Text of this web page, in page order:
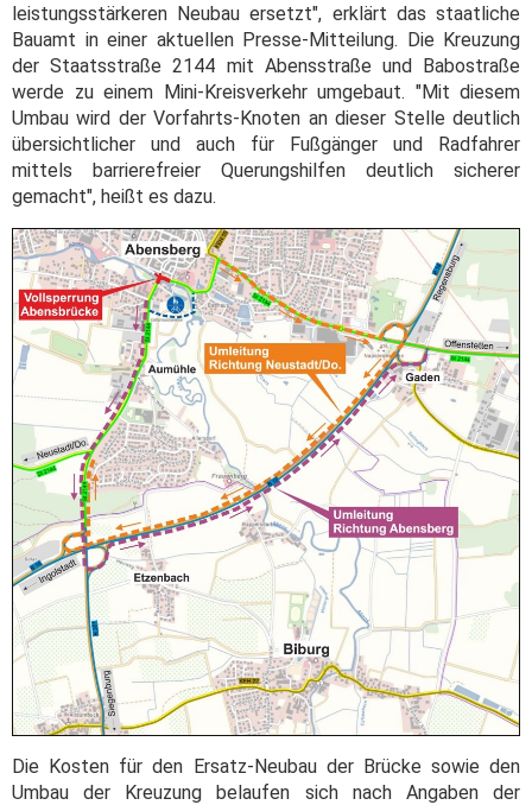
leistungsstärkeren Neubau ersetzt", erklärt das staatliche
Bauamt in einer aktuellen Presse-Mitteilung. Die Kreuzung
der Staatsstraße 2144 mit Abensstraße und Babostraße
werde zu einem Mini-Kreisverkehr umgebaut. "Mit diesem
Umbau wird der Vorfahrts-Knoten an dieser Stelle deutlich
übersichtlicher und auch für Fußgänger und Radfahrer
mittels barrierefreier Querungshilfen deutlich sicherer
gemacht", heißt es dazu.
Die Kosten für den Ersatz-Neubau der Brücke sowie den
Umbau der Kreuzung belaufen sich nach Angaben der